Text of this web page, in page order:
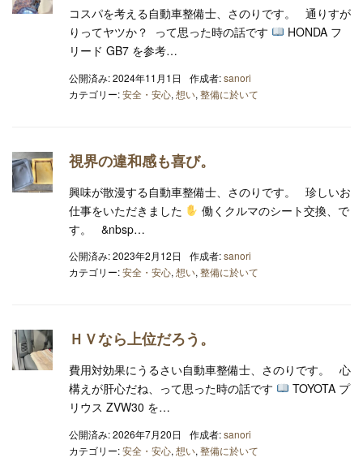
コスパを考える自動車整備士、さのりです。 通りすが
りってヤツか？ って思った時の話です
HONDA フ
リード GB7 を参考…
公開済み: 2024年11月1日 作成者:sanori
カテゴリー:安全・安心, 想い, 整備に於いて
視界の違和感も喜び。
興味が散漫する自動車整備士、さのりです。 珍しいお
仕事をいただきました
働くクルマのシート交換、で
す。 &nbsp…
公開済み: 2023年2月12日 作成者:sanori
カテゴリー:安全・安心, 想い, 整備に於いて
ＨＶなら上位だろう。
費用対効果にうるさい自動車整備士、さのりです。 心
構えが肝心だね、って思った時の話です
TOYOTA プ
リウス ZVW30 を…
公開済み: 2026年7月20日 作成者:sanori
カテゴリー:安全・安心, 想い, 整備に於いて